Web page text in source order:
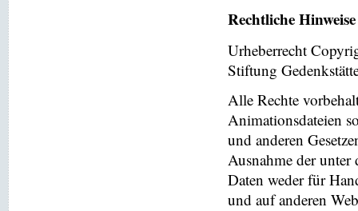
Rechtliche Hinweise
Urheberrecht
Stiftung
Alle Rechte
Animationsdateien
und anderen
Ausnahme der
Daten weder für
und auf anderen